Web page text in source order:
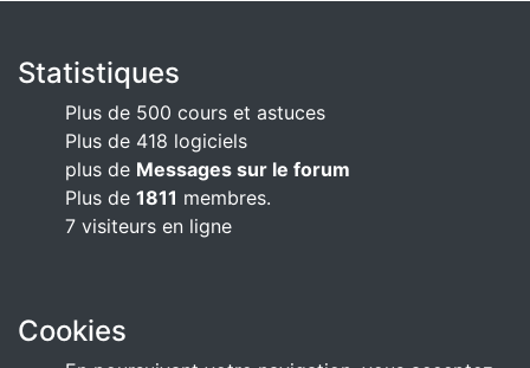
Statistiques
Plus de 500 cours et astuces
Plus de 418 logiciels
plus de Messages sur le forum
Plus de 1811 membres.
7 visiteurs en ligne
Cookies